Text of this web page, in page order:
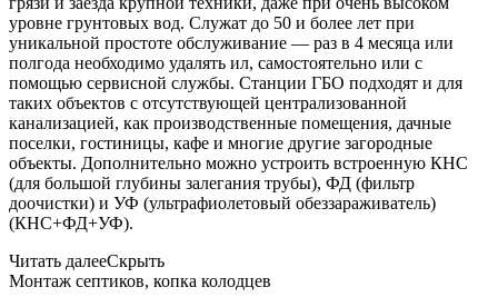
уровне грунтовых вод. Служат до 50 и более лет при
уникальной простоте обслуживание — раз в 4 месяца или
полгода необходимо удалять ил, самостоятельно или с
помощью сервисной службы. Станции ГБО подходят и для
таких объектов с отсутствующей централизованной
канализацией, как производственные помещения, дачные
поселки, гостиницы, кафе и многие другие загородные
объекты. Дополнительно можно устроить встроенную КНС
(для большой глубины залегания трубы), ФД (фильтр
доочистки) и УФ (ультрафиолетовый обеззараживатель)
(КНС+ФД+УФ).
Читать далееСкрыть
Монтаж септиков, копка колодцев